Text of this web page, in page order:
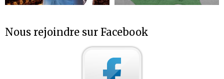
Nous rejoindre sur Facebook